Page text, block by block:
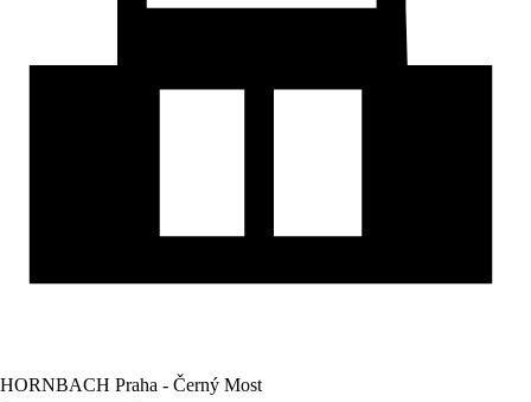
HORNBACH Praha - Černý Most